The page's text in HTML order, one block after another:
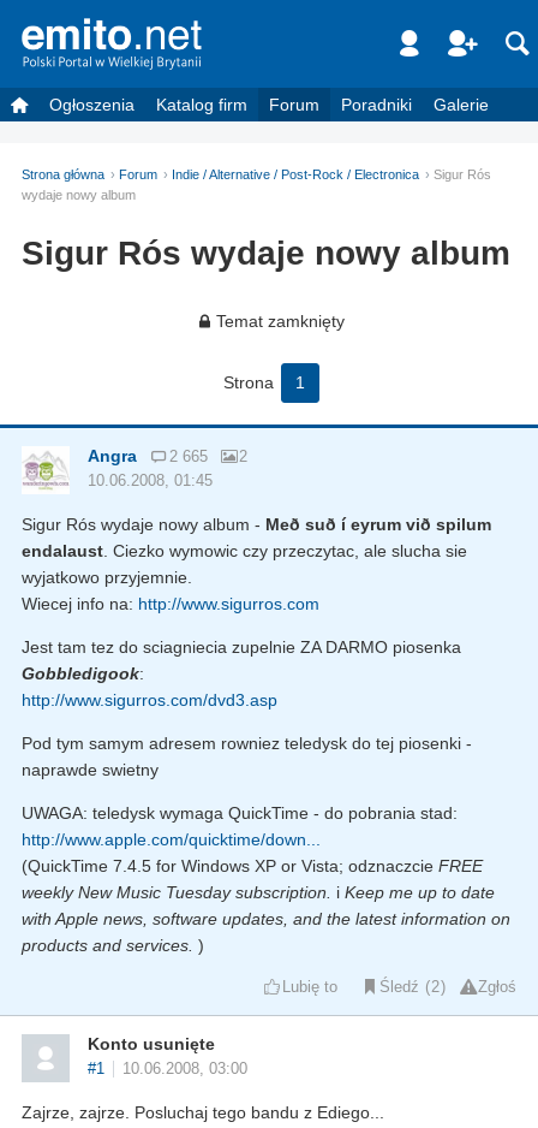
Ogłoszenia Katalog firm Forum Poradniki Galerie
Strona główna Forum Indie / Alternative / Post-Rock / Electronica
Sigur Rós
wydaje nowy album
Sigur Rós wydaje nowy album
Temat zamknięty
Strona 1
Angra 2 665
2
10.06.2008, 01:45
Sigur Rós wydaje nowy album - Með suð í eyrum við spilum
endalaust . Ciezko wymowic czy przeczytac, ale slucha sie
wyjatkowo przyjemnie.
Wiecej info na: http://www.sigurros.com
Jest tam tez do sciagniecia zupelnie ZA DARMO piosenka
Gobbledigook:
http://www.sigurros.com/dvd3.asp
Pod tym samym adresem rowniez teledysk do tej piosenki -
naprawde swietny
UWAGA: teledysk wymaga QuickTime - do pobrania stad:
http://www.apple.com/quicktime/down...
(QuickTime 7.4.5 for Windows XP or Vista; odznaczcie FREE
weekly New Music Tuesday subscription.
i Keep me up to date
with Apple news, software updates, and the latest information on
products and services. )
Lubię to Śledź 2 Zgłoś
Konto usunięte
#1 10.06.2008, 03:00
Zajrze, zajrze. Posluchaj tego bandu z Ediego...